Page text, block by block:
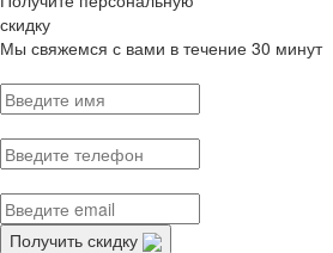
скидку
Мы свяжемся с вами в течение 30 минут
Получить скидку